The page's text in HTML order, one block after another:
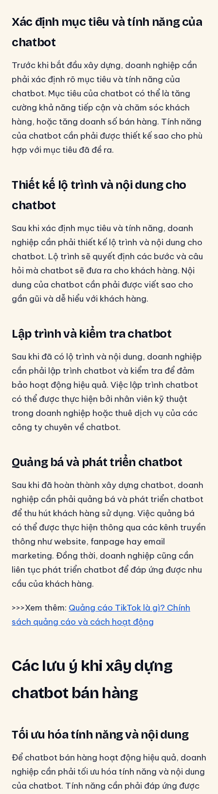
Xác định mục tiêu và tính năng của
chatbot
Trước khi bắt đầu xây dựng, doanh nghiệp cần
phải xác định rõ mục tiêu và tính năng của
chatbot. Mục tiêu của chatbot có thể là tăng
cường khả năng tiếp cận và chăm sóc khách
hàng, hoặc tăng doanh số bán hàng. Tính năng
của chatbot cần phải được thiết kế sao cho phù
hợp với mục tiêu đã đề ra.
Thiết kế lộ trình và nội dung cho
chatbot
Sau khi xác định mục tiêu và tính năng, doanh
nghiệp cần phải thiết kế lộ trình và nội dung cho
chatbot. Lộ trình sẽ quyết định các bước và câu
hỏi mà chatbot sẽ đưa ra cho khách hàng. Nội
dung của chatbot cần phải được viết sao cho
gần gũi và dễ hiểu với khách hàng.
Lập trình và kiểm tra chatbot
Sau khi đã có lộ trình và nội dung, doanh nghiệp
cần phải lập trình chatbot và kiểm tra để đảm
bảo hoạt động hiệu quả. Việc lập trình chatbot
có thể được thực hiện bởi nhân viên kỹ thuật
trong doanh nghiệp hoặc thuê dịch vụ của các
công ty chuyên về chatbot.
Quảng bá và phát triển chatbot
Sau khi đã hoàn thành xây dựng chatbot, doanh
nghiệp cần phải quảng bá và phát triển chatbot
để thu hút khách hàng sử dụng. Việc quảng bá
có thể được thực hiện thông qua các kênh truyền
thông như website, fanpage hay email
marketing. Đồng thời, doanh nghiệp cũng cần
liên tục phát triển chatbot để đáp ứng được nhu
cầu của khách hàng.
>>>Xem thêm: Quảng cáo TikTok là gì? Chính
sách quảng cáo và cách hoạt động
Các lưu ý khi xây dựng
chatbot bán hàng
Tối ưu hóa tính năng và nội dung
Để chatbot bán hàng hoạt động hiệu quả, doanh
nghiệp cần phải tối ưu hóa tính năng và nội dung
của chatbot. Tính năng cần phải đáp ứng được